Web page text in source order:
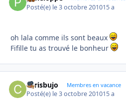
Posté(e) le 3 octobre 201015 a
oh lala comme ils sont beaux
Fifille tu as trouvé le bonheur
chrisbujo Membres en vacance
Posté(e) le 3 octobre 201015 a